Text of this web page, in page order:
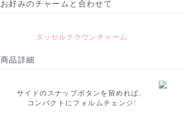
お好みのチャームと合わせて
タッセルクラウンチャーム
商品詳細
サイドのスナップボタンを留めれば、
コンパクトにフォルムチェンジ!